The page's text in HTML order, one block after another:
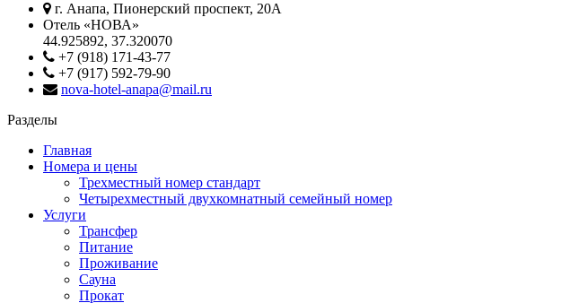
г. Анапа, Пионерский проспект, 20А
Отель «НОВА»
44.925892, 37.320070
+7 (918) 171-43-77
+7 (917) 592-79-90
nova-hotel-anapa@mail.ru
Разделы
Главная
Номера и цены
Трехместный номер стандарт
Четырехместный двухкомнатный семейный номер
Услуги
Трансфер
Питание
Проживание
Сауна
Прокат